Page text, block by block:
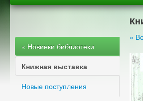
« Новинки библиотеки
Книжная выставка
Новые поступления
«